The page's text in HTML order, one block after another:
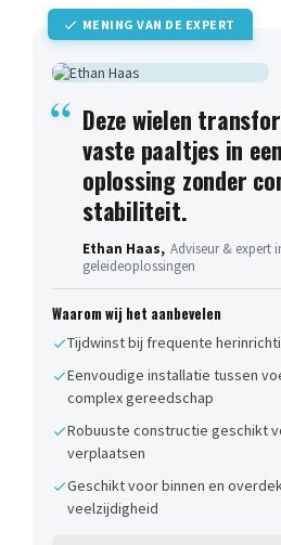
MENING VAN DE EXPERT
Deze wielen
vaste paaltjes in
oplossing zonder
stabiliteit.
Ethan Haas, Adviseur & expert
geleideoplossingen
Waarom wij het aanbevelen
Tijdwinst bij frequente
Eenvoudige installatie tussen
complex gereedschap
Robuuste constructie geschikt
verplaatsen
Geschikt voor binnen en
veelzijdigheid